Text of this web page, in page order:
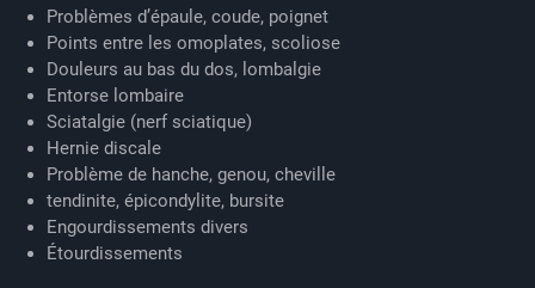
Problèmes d’épaule, coude, poignet
Points entre les omoplates, scoliose
Douleurs au bas du dos, lombalgie
Entorse lombaire
Sciatalgie (nerf sciatique)
Hernie discale
Problème de hanche, genou, cheville
tendinite, épicondylite, bursite
Engourdissements divers
Étourdissements